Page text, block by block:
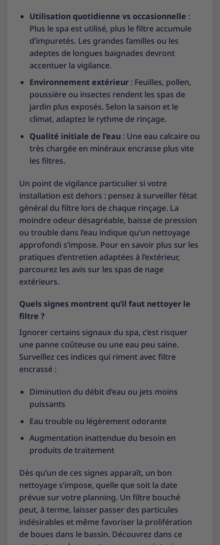
Utilisation quotidienne vs occasionnelle :
Plus le spa est utilisé, plus le filtre accumule
d’impuretés. Les grandes familles ou les
adeptes de longues baignades devront
accentuer la vigilance.
Environnement extérieur: Feuilles, pollen,
poussière ou insectes rendent les spas de
jardin plus exposés. Selon la saison et le
climat, adaptez le rythme de rinçage.
Qualité initiale de l’eau : Une eau calcaire ou
très chargée en minéraux encrasse plus vite
les filtres.
Un point de vigilance particulier si votre
installation est dehors : pensez à surveiller l’état
général du filtre lors de chaque rinçage. La
moindre odeur désagréable, baisse de pression
ou trouble dans l’eau indique qu’un nettoyage
approfondi s’impose. Pour en savoir plus sur les
pratiques d’entretien adaptées à l’extérieur,
parcourez les avis sur les spas de nage
extérieurs.
Quels signes montrent qu’il faut nettoyer le
filtre ?
Ignorer certains signaux du spa, c’est risquer
une panne coûteuse ou une eau peu saine.
Surveillez ces indices qui riment avec filtre
encrassé :
Diminution du débit d’eau ou jets moins
puissants
Eau trouble ou légèrement odorante
Augmentation inattendue du besoin en
produits de traitement
Dès qu’un de ces signes apparaît, un bon
nettoyage s’impose, quelle que soit la date
prévue sur votre planning. Un filtre bouché
peut, à terme, laisser passer des particules
indésirables et même favoriser la prolifération
de boues dans le bassin. Découvrez dans ce